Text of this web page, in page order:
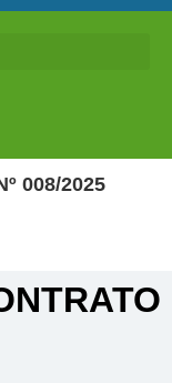
008/2025